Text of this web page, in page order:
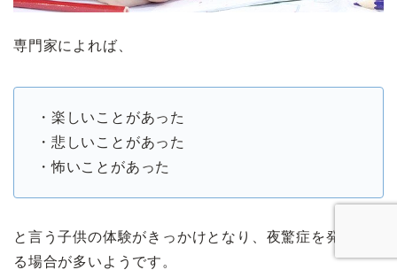
専門家によれば、
・楽しいことがあった
・悲しいことがあった
・怖いことがあった
と言う子供の体験がきっかけとなり、夜驚症を発症す
る場合が多いようです。